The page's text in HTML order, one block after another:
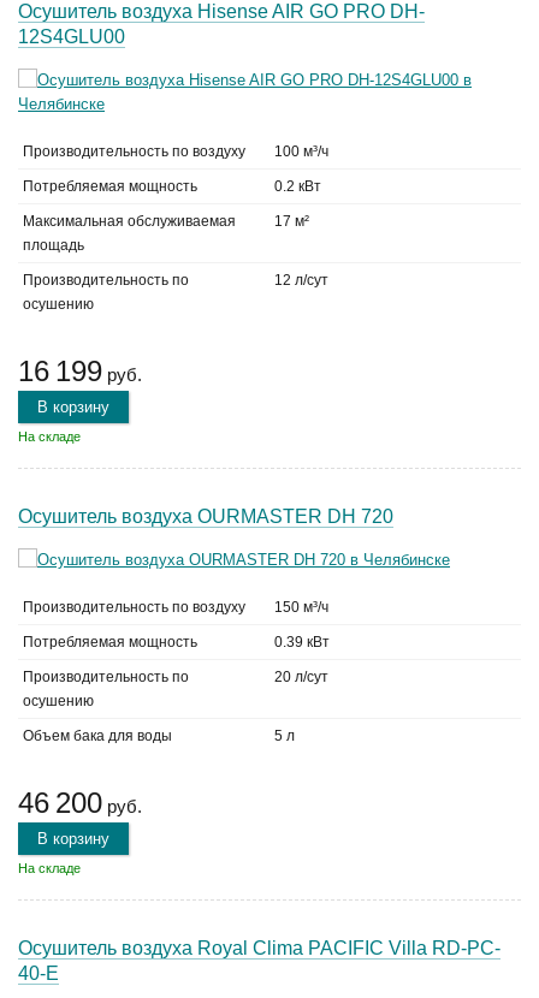
Осушитель воздуха Hisense AIR GO PRO DH-
12S4GLU00
Производительность по воздуху 100 м³/ч
Потребляемая мощность 0.2 кВт
Максимальная обслуживаемая
площадь
17 м²
Производительность по
осушению
12 л/сут
16 199 руб.
В корзину
На складе
Осушитель воздуха OURMASTER DH 720
Производительность по воздуху 150 м³/ч
Потребляемая мощность 0.39 кВт
Производительность по
осушению
20 л/сут
Объем бака для воды 5 л
46 200 руб.
В корзину
На складе
Осушитель воздуха Royal Clima PACIFIC Villa RD-PC-
40-E